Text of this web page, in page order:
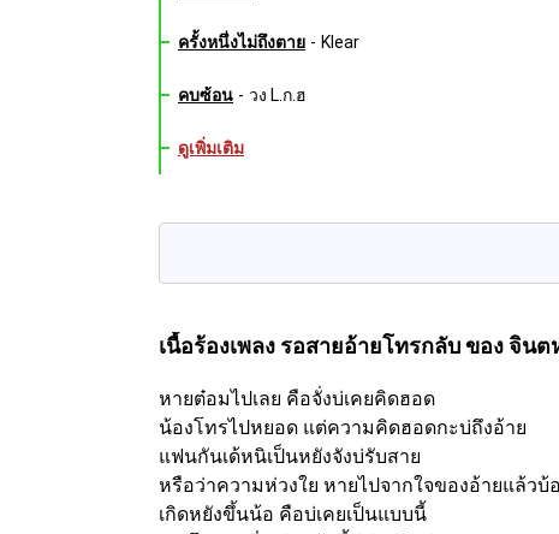
ครั้งหนึ่งไม่ถึงตาย - Klear
คบซ้อน - วง L.ก.ฮ
ดูเพิ่มเติม
เนื้อร้องเพลง รอสายอ้ายโทรกลับของ จินต
หายต๋อมไปเลย คือจั่งบ่เคยคิดฮอด
น้องโทรไปหยอด แต่ความคิดฮอดกะบ่ถึงอ้าย
แฟนกันเด้หนิเป็นหยังจังบ่รับสาย
หรือว่าความห่วงใย หายไปจากใจของอ้ายแล้วบ้อ
เกิดหยังขึ้นน้อ คือบ่เคยเป็นแบบนี้